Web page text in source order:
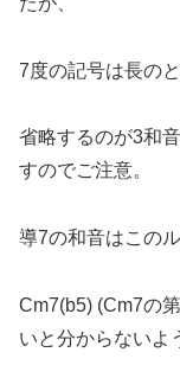
7度の記号は長の
省略するのが3和
すのでご注意。
導7の和音はこの
Cm7(b5) (Cm7の
いと分からないよ